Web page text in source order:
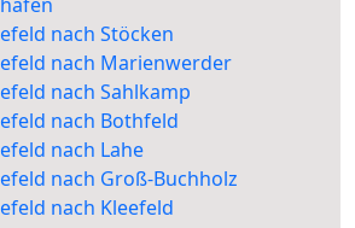
nach Stöcken
nach Marienwerder
nach Sahlkamp
nach Bothfeld
nach Lahe
nach Groß-Buchholz
nach Kleefeld